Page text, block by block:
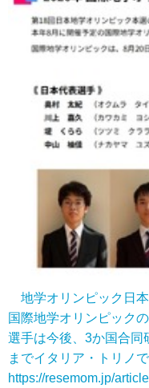
地学オリンピック日
国際地学オリンピック
選手は今後、3か国合同
までイタリア・トリノ
https://resemom.jp/